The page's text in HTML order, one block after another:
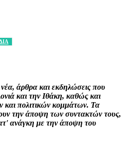
άρθρα και εκδηλώσεις που
και την Ιθάκη, καθώς και
και πολιτικών κομμάτων. Τα
την άποψη των συντακτών τους,
ανάγκη με την άποψη του